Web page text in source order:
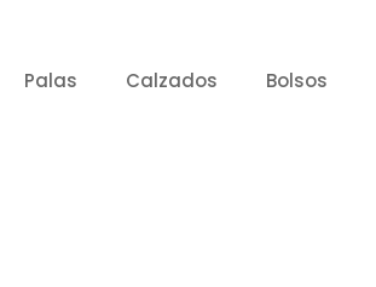
Palas Calzados Bolsos